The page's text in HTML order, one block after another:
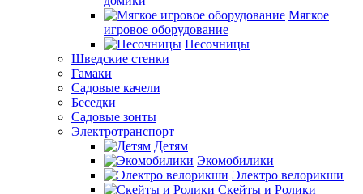
Мягкое
игровое оборудование
Песочницы
Шведские стенки
Гамаки
Садовые качели
Беседки
Садовые зонты
Электротранспорт
Детям
Экомобилики
Электро велорикши
Скейты и Ролики